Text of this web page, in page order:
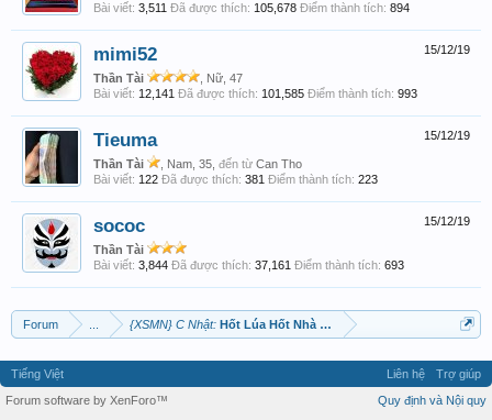
Bài viết: 3,511 Đã được thích: 105,678 Điểm thành tích: 894
15/12/19
mimi52
Thần Tài
, Nữ, 47
Bài viết: 12,141 Đã được thích: 101,585 Điểm thành tích: 993
15/12/19
Tieuma
Thần Tài , Nam, 35, đến từ Can Tho
Bài viết: 122 Đã được thích: 381 Điểm thành tích: 223
15/12/19
sococ
Thần Tài
Bài viết: 3,844 Đã được thích: 37,161 Điểm thành tích: 693
Forum {XSMN} C Nhật: Hốt Lúa Hốt Nhà Thầu Không Né Được Đâu
Tiếng Việt Liên hệ
Trợ giúp
Quy định và Nội quy
Forum software by XenForo™